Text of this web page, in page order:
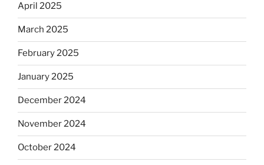
April 2025
March 2025
February 2025
January 2025
December 2024
November 2024
October 2024